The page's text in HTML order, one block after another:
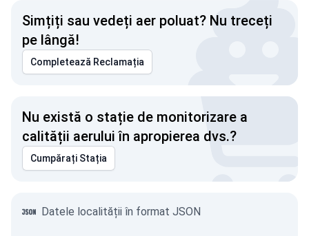
Simțiți sau vedeți aer poluat? Nu treceți
pe lângă!
Completează Reclamația
Nu există o stație de monitorizare a
calității aerului în apropierea dvs.?
Cumpărați Stația
Datele localității în format JSON